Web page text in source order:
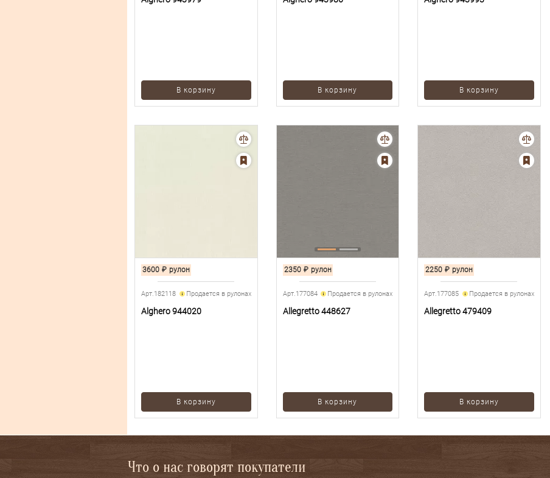
В корзину В корзину В корзину
3600 ₽ рулон
Арт.182118 Продается в рулонах
Alghero 944020
В корзину
2350 ₽ рулон
Арт.177084 Продается в рулонах
Allegretto 448627
В корзину
2250 ₽ рулон
Арт.177085 Продается в рулонах
Allegretto 479409
В корзину
Что о нас говорят покупатели